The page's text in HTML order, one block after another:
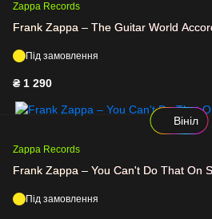
Zappa Records
Frank Zappa – The Guitar World
Під замовлення
₴ 1 290
Вініл
Zappa Records
Frank Zappa – You Can't Do That On
Під замовлення